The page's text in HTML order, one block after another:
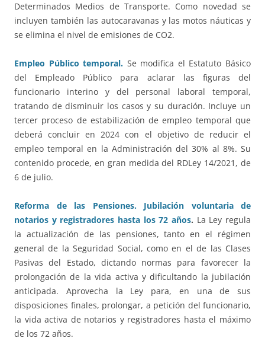
Determinados Medios de Transporte. Como novedad se
incluyen también las autocaravanas y las motos náuticas y
se elimina el nivel de emisiones de CO2.
Empleo Público temporal. Se modifica el Estatuto Básico
del Empleado Público para aclarar las figuras del
funcionario interino y del personal laboral temporal,
tratando de disminuir los casos y su duración. Incluye un
tercer proceso de estabilización de empleo temporal que
deberá concluir en 2024 con el objetivo de reducir el
empleo temporal en la Administración del 30% al 8%. Su
contenido procede, en gran medida del RDLey 14/2021, de
6 de julio.
Reforma de las Pensiones. Jubilación voluntaria de
notarios y registradores hasta los 72 años. La Ley regula
la actualización de las pensiones, tanto en el régimen
general de la Seguridad Social, como en el de las Clases
Pasivas del Estado, dictando normas para favorecer la
prolongación de la vida activa y dificultando la jubilación
anticipada. Aprovecha la Ley para, en una de sus
disposiciones finales, prolongar, a petición del funcionario,
la vida activa de notarios y registradores hasta el máximo
de los 72 años.